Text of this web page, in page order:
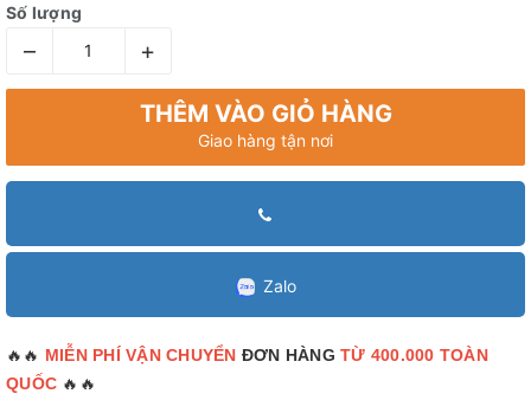
Số lượng
– +
THÊM VÀO GIỎ HÀNG
Giao hàng tận nơi
Zalo
🔥🔥 MIỄN PHÍ VẬN CHUYỂN ĐƠN HÀNG TỪ 400.000 TOÀN
QUỐC 🔥🔥